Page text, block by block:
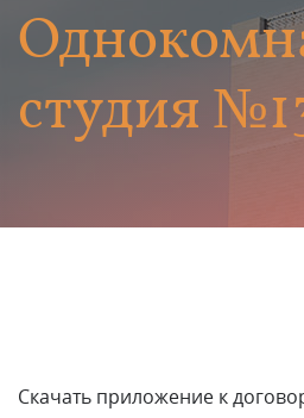
студия
Скачать приложение к